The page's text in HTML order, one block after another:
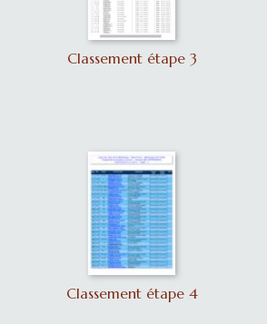
Classement étape 3
Classement étape 4